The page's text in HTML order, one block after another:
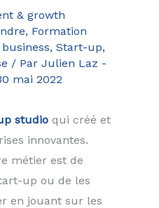
& growth
, Formation
, Start-up,
/ Par Julien Laz -
mai 2022
studio qui créé et
innovantes.
métier est de
up ou de les
en jouant sur les